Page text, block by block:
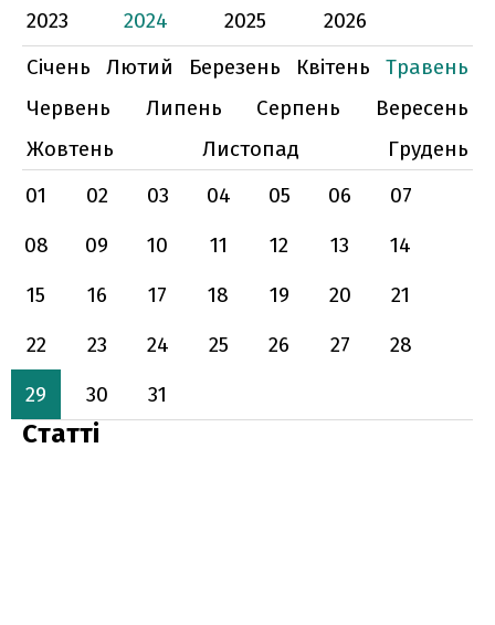
2023
2024 2025
2026
Січень
Лютий Березень Квітень
Травень
Червень
Липень Серпень
Вересень
Жовтень
Листопад
Грудень
01
02 03 04 05 06
07
08
09 10 11 12 13
14
15
16 17 18 19 20
21
22
23 24 25 26 27
28
29
30 31
Статті